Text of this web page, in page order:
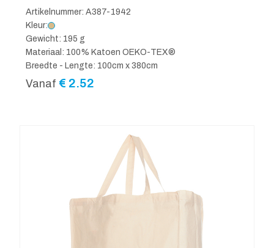
Artikelnummer: A387-1942
Kleur:
Gewicht: 195 g
Materiaal: 100% Katoen OEKO-TEX®
Breedte - Lengte: 100cm x 380cm
Vanaf € 2.52